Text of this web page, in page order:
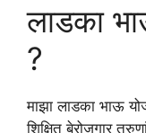
लाडका
?
माझा लाडका भाऊ
शिक्षित बेरोजगार